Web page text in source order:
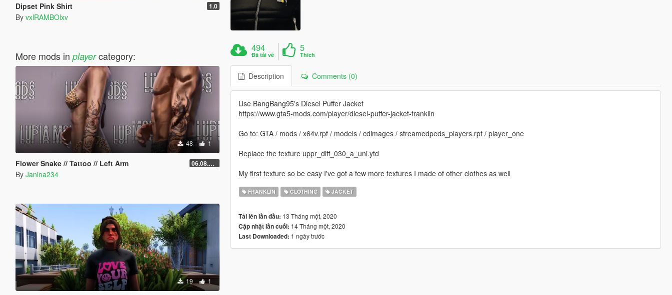
Dipset Pink Shirt 1.0
By vxlRAMBOlxv
More mods in playercategory:
48 1
Flower Snake // Tattoo // Left Arm 06.08.2026
By Janina234
19 1
494
Đã tải về
5
Thích
Description Comments (0)
Use BangBang95's Diesel Puffer Jacket
https://www.gta5-mods.com/player/diesel-puffer-jacket-franklin
Go to: GTA / mods / x64v.rpf / models / cdimages / streamedpeds_players.rpf / player_one
Replace the texture uppr_diff_030_a_uni.ytd
My first texture so be easy I've got a few more textures I made of other clothes as well
FRANKLIN CLOTHING JACKET
Tải lên lần đầu: 13 Tháng một, 2020
Cập nhật lần cuối: 14 Tháng một, 2020
Last Downloaded: 1 ngày trước